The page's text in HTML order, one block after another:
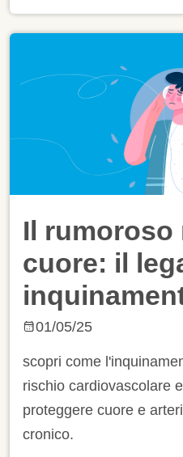
Il rumoroso
cuore: il
e salute
01/05/25
scopri come
rischio cardiovascolare
proteggere cuore e
cronico.